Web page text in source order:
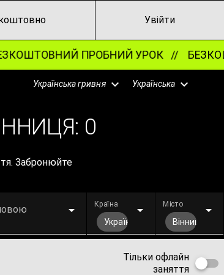
Увійти
ПРОБНИЙ УРОК //
Українська гривня Українська
0
Забронюйте
Країна
Україна
Місто
Вінниця
Тільки офлайн
заняття